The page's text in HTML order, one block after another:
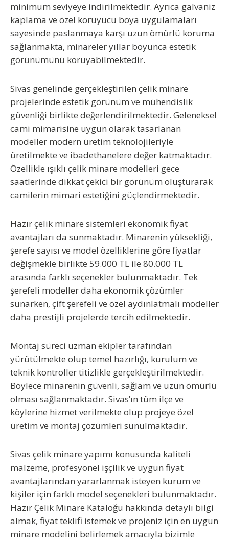
minimum seviyeye indirilmektedir. Ayrıca galvaniz
kaplama ve özel koruyucu boya uygulamaları
sayesinde paslanmaya karşı uzun ömürlü koruma
sağlanmakta, minareler yıllar boyunca estetik
görünümünü koruyabilmektedir.
Sivas genelinde gerçekleştirilen çelik minare
projelerinde estetik görünüm ve mühendislik
güvenliği birlikte değerlendirilmektedir. Geleneksel
cami mimarisine uygun olarak tasarlanan
modeller modern üretim teknolojileriyle
üretilmekte ve ibadethanelere değer katmaktadır.
Özellikle ışıklı çelik minare modelleri gece
saatlerinde dikkat çekici bir görünüm oluşturarak
camilerin mimari estetiğini güçlendirmektedir.
Hazır çelik minare sistemleri ekonomik fiyat
avantajları da sunmaktadır. Minarenin yüksekliği,
şerefe sayısı ve model özelliklerine göre fiyatlar
değişmekle birlikte 59.000 TL ile 80.000 TL
arasında farklı seçenekler bulunmaktadır. Tek
şerefeli modeller daha ekonomik çözümler
sunarken, çift şerefeli ve özel aydınlatmalı modeller
daha prestijli projelerde tercih edilmektedir.
Montaj süreci uzman ekipler tarafından
yürütülmekte olup temel hazırlığı, kurulum ve
teknik kontroller titizlikle gerçekleştirilmektedir.
Böylece minarenin güvenli, sağlam ve uzun ömürlü
olması sağlanmaktadır. Sivas’ın tüm ilçe ve
köylerine hizmet verilmekte olup projeye özel
üretim ve montaj çözümleri sunulmaktadır.
Sivas çelik minare yapımı konusunda kaliteli
malzeme, profesyonel işçilik ve uygun fiyat
avantajlarından yararlanmak isteyen kurum ve
kişiler için farklı model seçenekleri bulunmaktadır.
Hazır Çelik Minare Kataloğu hakkında detaylı bilgi
almak, fiyat teklifi istemek ve projeniz için en uygun
minare modelini belirlemek amacıyla bizimle